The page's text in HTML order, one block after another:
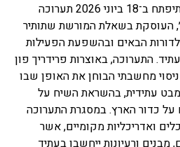
בבית ליבלינג בתל אביב-יפו תיפתח ב־18 ביוני 2026 תערוכה
העוסקת בשאלת המורשת שתותיר
לדורות הבאים ובהשפעת הפעילות
התערוכה, באוצרות פרידריך פון
ניסוי מחשבתי הבוחן את האופן שבו
מבט עתידית, בהשראת השיח על
כדור הארץ. במסגרת התערוכה
של 28 אדריכלים ואדריכליות מקומיים, אשר
ורעיונות ייחשבו בעתיד